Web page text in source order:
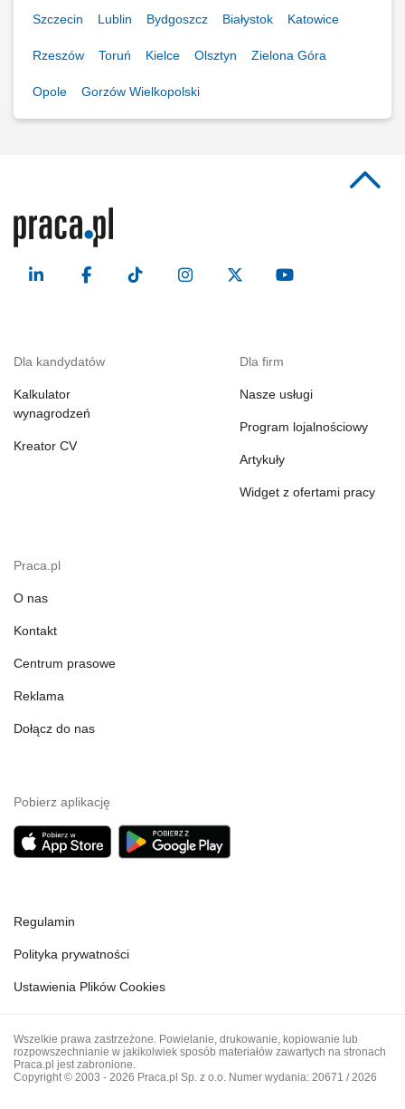
Szczecin Lublin Bydgoszcz Białystok Katowice
Rzeszów Toruń Kielce Olsztyn Zielona Góra
Opole Gorzów Wielkopolski
Dla kandydatów
Kalkulator
wynagrodzeń
Kreator CV
Dla firm
Nasze usługi
Program lojalnościowy
Artykuły
Widget z ofertami pracy
Praca.pl
O nas
Kontakt
Centrum prasowe
Reklama
Dołącz do nas
Pobierz aplikację
Regulamin
Polityka prywatności
Ustawienia Plików Cookies
Wszelkie prawa zastrzeżone. Powielanie, drukowanie, kopiowanie lub
rozpowszechnianie w jakikolwiek sposób materiałów zawartych na stronach
Praca.pl jest zabronione.
Copyright © 2003 - 2026 Praca.pl Sp. z o.o. Numer wydania: 20671 / 2026